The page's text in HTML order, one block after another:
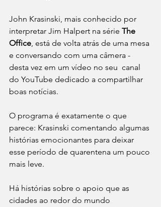
John Krasinski, mais conhecido por
interpretar Jim Halpert na série The
Office, está de volta atrás de uma mesa
e conversando com uma câmera -
desta vez em um vídeo no seu  canal
do YouTube dedicado a compartilhar
boas notícias.
O programa é exatamente o que
parece: Krasinski comentando algumas
histórias emocionantes para deixar
esse período de quarentena um pouco
mais leve.
Há histórias sobre o apoio que as
cidades ao redor do mundo